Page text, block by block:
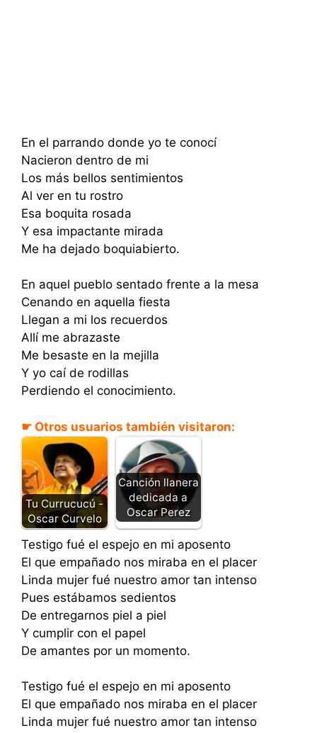
En el parrando donde yo te conocí
Nacieron dentro de mi
Los más bellos sentimientos
Al ver en tu rostro
Esa boquita rosada
Y esa impactante mirada
Me ha dejado boquiabierto.
En aquel pueblo sentado frente a la mesa
Cenando en aquella fiesta
Llegan a mi los recuerdos
Allí me abrazaste
Me besaste en la mejilla
Y yo caí de rodillas
Perdiendo el conocimiento.
☛ Otros usuarios también visitaron:
Tu Currucucú -
Oscar Curvelo
Canción llanera
dedicada a
Oscar Perez
Testigo fué el espejo en mi aposento
El que empañado nos miraba en el placer
Linda mujer fué nuestro amor tan intenso
Pues estábamos sedientos
De entregarnos piel a piel
Y cumplir con el papel
De amantes por un momento.
Testigo fué el espejo en mi aposento
El que empañado nos miraba en el placer
Linda mujer fué nuestro amor tan intenso